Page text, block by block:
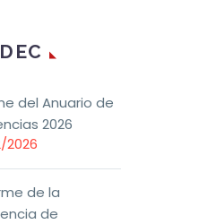
del Anuario de
2026
de la
de